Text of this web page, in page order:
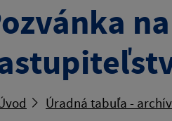
Úradná tabuľa - archív